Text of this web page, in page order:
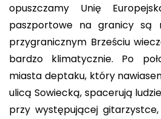
opuszczamy Unię
paszportowe na granicy są
przygranicznym Brześciu
bardzo klimatycznie. Po
miasta deptaku, który
ulicą Sowiecką, spacerują
przy występującej